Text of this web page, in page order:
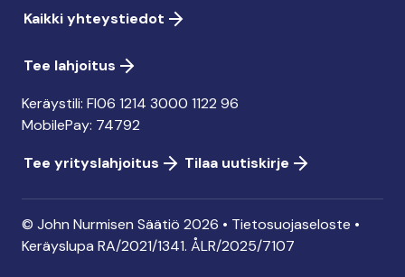
Kaikki yhteystiedot
Tee lahjoitus
Keräystili: FI06 1214 3000 1122 96
MobilePay: 74792
Tee yrityslahjoitus
Tilaa uutiskirje
© John Nurmisen Säätiö 2026 • Tietosuojaseloste •
Keräyslupa RA/2021/1341. ÅLR/2025/7107